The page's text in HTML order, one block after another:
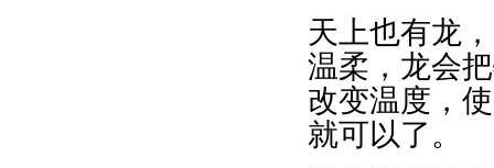
天上也有龙
温柔，龙会
改变温度，
就可以了。